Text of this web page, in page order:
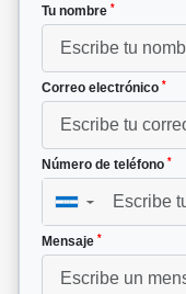
Tu nombre *
Correo electrónico *
Número de teléfono *
▼
Mensaje *